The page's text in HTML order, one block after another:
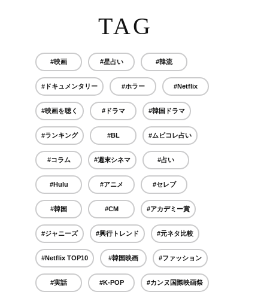
TAG
#映画 #星占い #韓流
#ドキュメンタリー #ホラー #Netflix
#映画を聴く #ドラマ #韓国ドラマ
#ランキング #BL #ムビコレ占い
#コラム #週末シネマ #占い
#Hulu #アニメ #セレブ
#韓国 #CM #アカデミー賞
#ジャニーズ #興行トレンド #元ネタ比較
#Netflix TOP10 #韓国映画 #ファッション
#実話 #K-POP #カンヌ国際映画祭